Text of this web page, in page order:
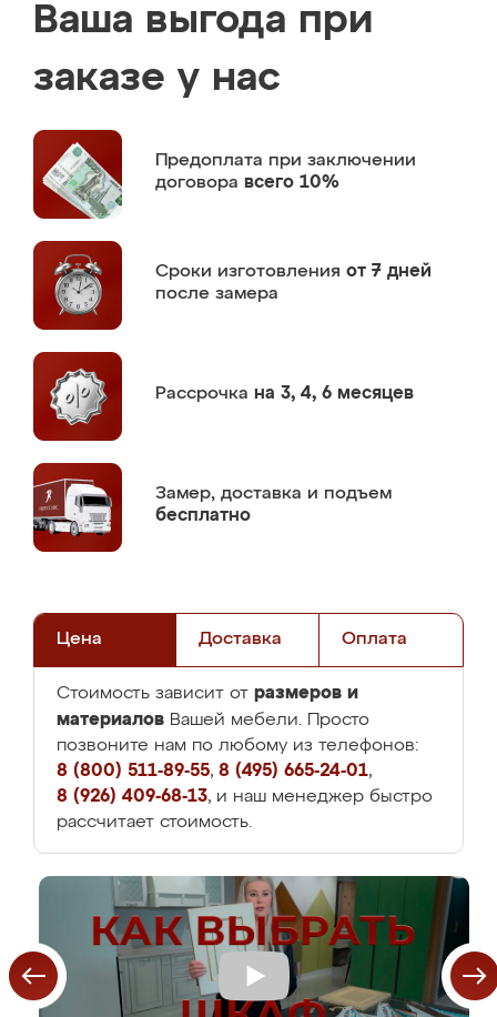
Ваша выгода при
заказе у нас
Предоплата при заключении
договора всего 10%
Сроки изготовления от 7 дней
после замера
Рассрочка на 3, 4, 6 месяцев
Замер, доставка и подъем
бесплатно
Цена Доставка Оплата
Стоимость зависит от размеров и
материалов Вашей мебели. Просто
позвоните нам по любому из телефонов:
8 (800) 511-89-55, 8 (495) 665-24-01,
8 (926) 409-68-13, и наш менеджер быстро
рассчитает стоимость.